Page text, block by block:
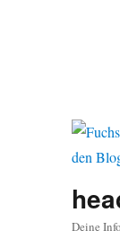
Deine